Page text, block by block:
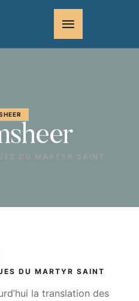
DU MARTYR SAINT
DU MARTYR SAINT
la translation des